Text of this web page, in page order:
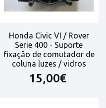
Honda Civic VI / Rover
Serie 400 - Suporte
fixação de comutador de
coluna luzes / vidros
15,00€